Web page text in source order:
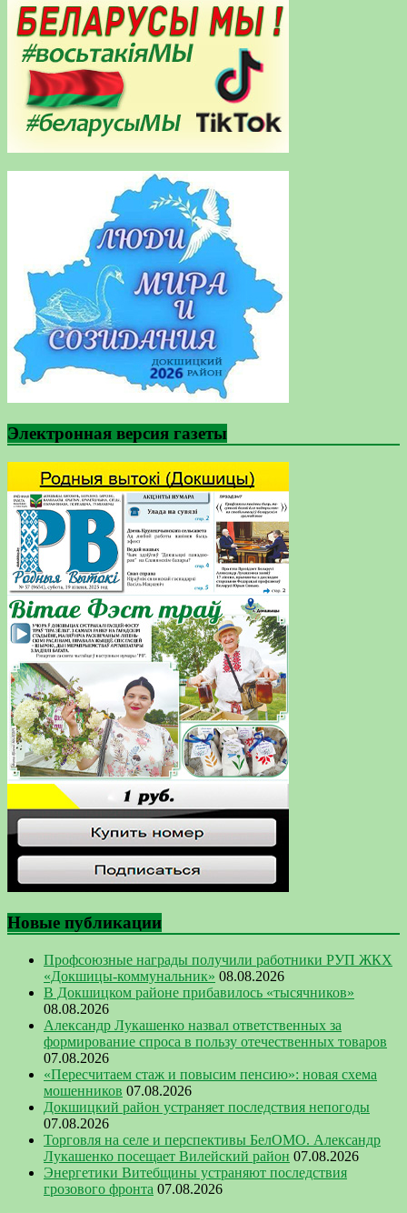
Электронная версия газеты
Новые публикации
Профсоюзные награды получили работники РУП ЖКХ
«Докшицы-коммунальник» 08.08.2026
В Докшицком районе прибавилось «тысячников»
08.08.2026
Александр Лукашенко назвал ответственных за
формирование спроса в пользу отечественных товаров
07.08.2026
«Пересчитаем стаж и повысим пенсию»: новая схема
мошенников 07.08.2026
Докшицкий район устраняет последствия непогоды
07.08.2026
Торговля на селе и перспективы БелОМО. Александр
Лукашенко посещает Вилейский район 07.08.2026
Энергетики Витебщины устраняют последствия
грозового фронта 07.08.2026